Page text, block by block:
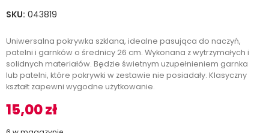
SKU: 043819
Uniwersalna pokrywka szklana, idealne pasująca do naczyń,
patelni i garnków o średnicy 26 cm. Wykonana z wytrzymałych i
solidnych materiałów. Będzie świetnym uzupełnieniem garnka
lub patelni, które pokrywki w zestawie nie posiadały. Klasyczny
kształt zapewni wygodne użytkowanie.
15,00zł